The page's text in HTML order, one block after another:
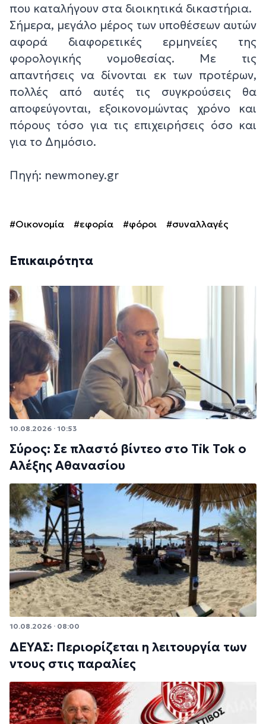
που καταλήγουν στα διοικητικά δικαστήρια.
Σήμερα, μεγάλο μέρος των υποθέσεων αυτών
αφορά διαφορετικές ερμηνείες της
φορολογικής νομοθεσίας. Με τις
απαντήσεις να δίνονται εκ των προτέρων,
πολλές από αυτές τις συγκρούσεις θα
αποφεύγονται, εξοικονομώντας χρόνο και
πόρους τόσο για τις επιχειρήσεις όσο και
για το Δημόσιο.
Πηγή: newmoney.gr
#Οικονομία #εφορία #φόροι #συναλλαγές
Επικαιρότητα
10.08.2026 · 10:53
Σύρος: Σε πλαστό βίντεο στο Tik Tok ο
Αλέξης Αθανασίου
10.08.2026 · 08:00
ΔΕΥΑΣ: Περιορίζεται η λειτουργία των
ντους στις παραλίες